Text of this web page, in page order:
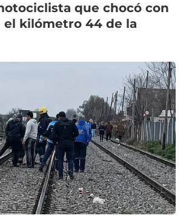
que chocó con
el kilómetro 44 de la